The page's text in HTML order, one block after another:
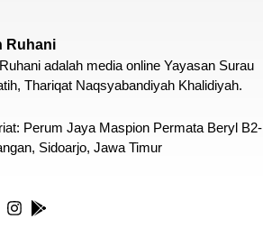
Ruhani
adalah media online Yayasan Surau
Thariqat Naqsyabandiyah Khalidiyah.
Perum Jaya Maspion Permata Beryl B2-
Sidoarjo, Jawa Timur